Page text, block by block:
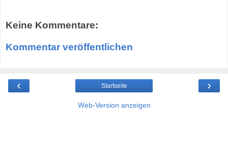
Keine Kommentare:
Kommentar veröffentlichen
‹ ›
Startseite
Web-Version anzeigen